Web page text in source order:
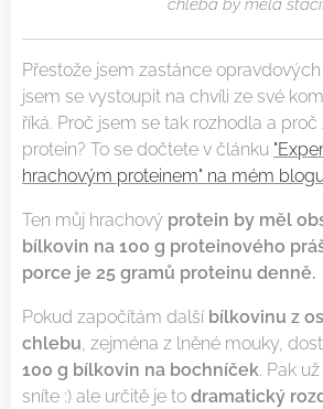
chleba by měla
Přestože jsem zastánce
jsem se vystoupit na chvíli ze své
říká. Proč jsem se tak rozhodla a
protein? To se dočtete v článku
hrachovým proteinem" na mém
Ten můj hrachový protein by měl
bílkovin na 100 g proteinového
porce je 25 gramů proteinu denně.
Pokud započítám další bílkovinu z
chlebu, zejména z lněné mouky,
100 g bílkovin na bochníček. Pak
sníte :) ale určitě je to dramatický